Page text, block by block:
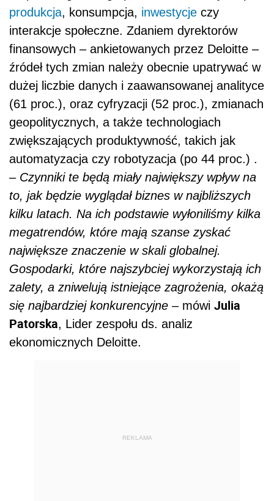
produkcja, konsumpcja, inwestycje czy
interakcje społeczne. Zdaniem dyrektorów
finansowych – ankietowanych przez Deloitte –
źródeł tych zmian należy obecnie upatrywać w
dużej liczbie danych i zaawansowanej analityce
(61 proc.), oraz cyfryzacji (52 proc.), zmianach
geopolitycznych, a także technologiach
zwiększających produktywność, takich jak
automatyzacja czy robotyzacja (po 44 proc.) .
– Czynniki te będą miały największy wpływ na
to, jak będzie wyglądał biznes w najbliższych
kilku latach. Na ich podstawie wyłoniliśmy kilka
megatrendów, które mają szanse zyskać
największe znaczenie w skali globalnej.
Gospodarki, które najszybciej wykorzystają ich
zalety, a zniwelują istniejące zagrożenia, okażą
się najbardziej konkurencyjne – mówi Julia
Patorska, Lider zespołu ds. analiz
ekonomicznych Deloitte.
REKLAMA